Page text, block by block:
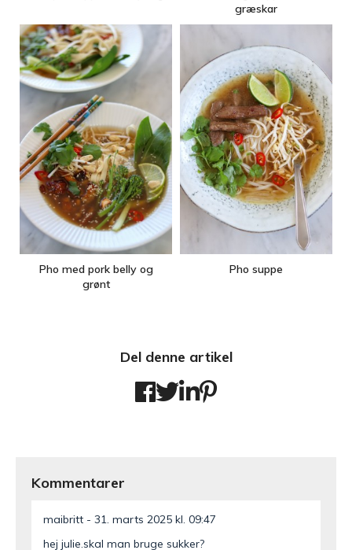
græskar
Pho med pork belly og
grønt
Pho suppe
Del denne artikel
Kommentarer
maibritt
31. marts 2025 kl. 09:47
hej julie.skal man bruge sukker?